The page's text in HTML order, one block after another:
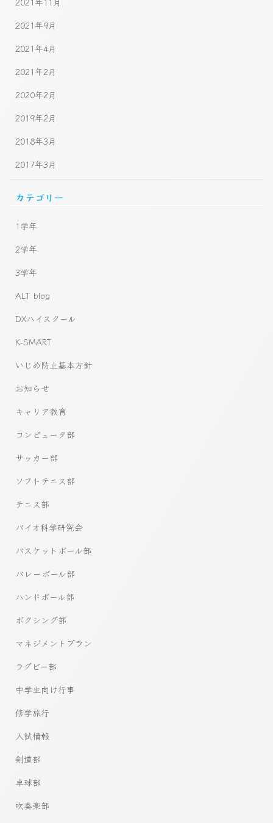
2021年9月
2021年4月
2021年2月
2020年2月
2019年2月
2018年3月
2017年3月
カテゴリー
1学年
2学年
3学年
ALT blog
DXハイスクール
K-SMART
いじめ防止基本方針
お知らせ
キャリア教育
コンピュータ部
サッカー部
ソフトテニス部
テニス部
バイオ科学研究会
バスケットボール部
バレーボール部
ハンドボール部
ボクシング部
マネジメントプラン
ラグビー部
中学生向け行事
修学旅行
入試情報
剣道部
卓球部
吹奏楽部